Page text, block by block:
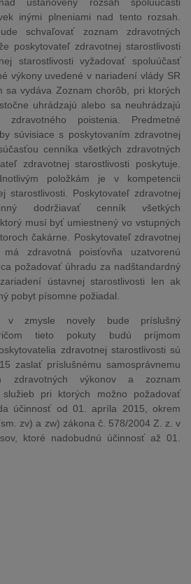
inými plneniami nad tento rozsah.
schvaľovať zoznam zdravotných
poskytovateľ zdravotnej starostlivosti
starostlivosti vyžadovať spoluúčasť
výkony uvedené v nariadení vlády SR
sa vydáva Zoznam chorôb, pri ktorých
uhrádzajú alebo sa neuhrádzajú
poistenia. Predmetné
súvisiace s poskytovaním zdravotnej
cenníka všetkých zdravotných
zdravotnej starostlivosti poskytuje.
položkám je v kompetencii
starostlivosti. Poskytovateľ zdravotnej
dodržiavať cenník všetkých
musí byť umiestnený vo vstupných
čakárne. Poskytovateľ zdravotnej
zdravotná poisťovňa uzatvorenú
požadovať úhradu za nadštandardný
ústavnej starostlivosti len ak
pobyt písomne požiadal.
v zmysle novely bude príslušný
tieto pokuty budú príjmom
zdravotnej starostlivosti sú
zaslať príslušnému samosprávnemu
zdravotných výkonov a zoznam
pri ktorých možno požadovať
účinnosť od 01. apríla 2015, okrem
zv) a zw) zákona č. 578/2004 Z. z. v
ktoré nadobudnú účinnosť až 01.